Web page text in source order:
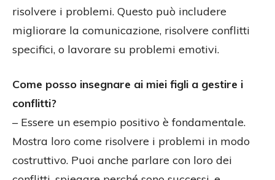
risolvere i problemi. Questo può includere
migliorare la comunicazione, risolvere conflitti
specifici, o lavorare su problemi emotivi.
Come posso insegnare ai miei figli a gestire i
conflitti?
– Essere un esempio positivo è fondamentale.
Mostra loro come risolvere i problemi in modo
costruttivo. Puoi anche parlare con loro dei